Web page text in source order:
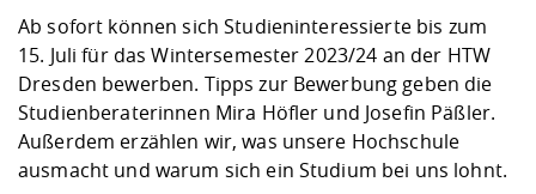
Vorbereitung
Checkliste zum
Studien- und
Studieren in
Lebenslagen
Career Service
Lehren,
Weiterbilden im
Formulare und
FIS -
Prototyping und
Gründung und
Kontakt &
Klimaschutz &
Gremien und
Informatik/
Landbau/
Maschinenbau
Angebote für Unternehmen
Kontakt und Anfahrt
Qualitätssicherung
Ab sofort können sich Studieninteressierte bis zum
15. Juli für das Wintersemester 2023/24 an der HTW
Dresden bewerben. Tipps zur Bewerbung geben die
Studienberaterinnen Mira Höfler und Josefin Päßler.
Außerdem erzählen wir, was unsere Hochschule
ausmacht und warum sich ein Studium bei uns lohnt.